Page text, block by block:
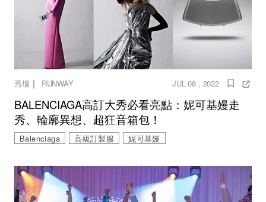
秀場 ｜ RUNWAY JUL 08 , 2022
BALENCIAGA高訂大秀必看亮點：妮可基嫚走
秀、輪廓異想、超狂音箱包！
Balenciaga 高級訂製服 妮可基嫚